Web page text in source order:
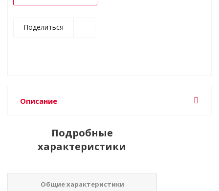
Поделиться
Описание
Подробные
характеристики
Общие характеристики